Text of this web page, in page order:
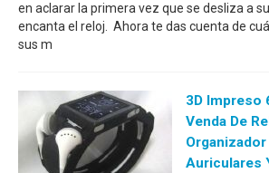
en aclarar la primera vez que se desliza a
encanta el reloj. Ahora te das cuenta de
sus m
3D Impreso
Venda De
Organizador
Auriculares